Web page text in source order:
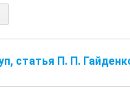
статья П. П.